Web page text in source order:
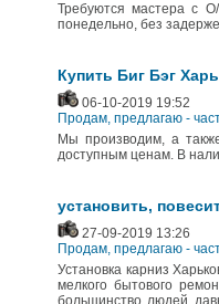
Требуются мастера с
понедельно, без
Купить Биг Бэг
06-10-2019 19:52
Продам, предлагаю -
Мы производим, а
доступным ценам. В
установить,
27-09-2019 13:26
Продам, предлагаю -
Установка карниз
мелкого бытового
большинство людей